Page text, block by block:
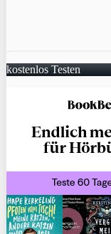
kostenlos Testen